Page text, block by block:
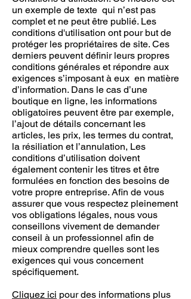
un exemple de texte qui n’est pas
complet et ne peut être publié. Les
conditions d'utilisation ont pour but de
protéger les propriétaires de site. Ces
derniers peuvent définir leurs propres
conditions générales et répondre aux
exigences s’imposant à eux en matière
d’information. Dans le cas d’une
boutique en ligne, les informations
obligatoires peuvent être par exemple,
l’ajout de détails concernant les
articles, les prix, les termes du contrat,
la résiliation et l’annulation, Les
conditions d’utilisation doivent
également contenir les titres et être
formulées en fonction des besoins de
votre propre entreprise. Afin de vous
assurer que vous respectez pleinement
vos obligations légales, nous vous
conseillons vivement de demander
conseil à un professionnel afin de
mieux comprendre quelles sont les
exigences qui vous concernent
spécifiquement.
Cliquez ici pour des informations plus